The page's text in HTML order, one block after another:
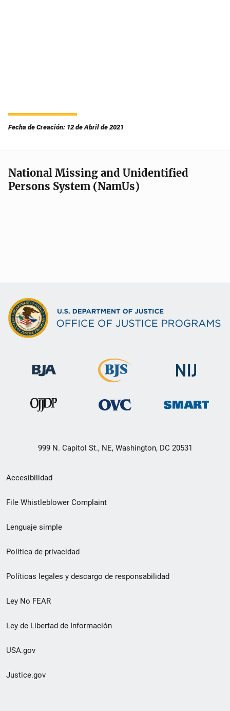
Fecha de Creación: 12 de Abril de 2021
National Missing and Unidentified
Persons System (NamUs)
999 N. Capitol St., NE, Washington, DC 20531
Menú
de
de
pie
de
página
Accesibilidad
File Whistleblower Complaint
Lenguaje simple
Política de privacidad
Políticas legales y descargo de responsabilidad
Ley No FEAR
Ley de Libertad de Información
USA.gov
Justice.gov